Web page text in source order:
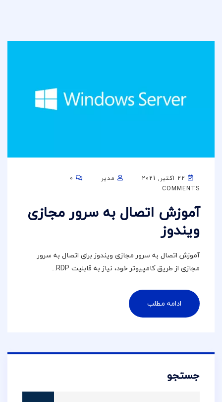
مدیر
0
COMMENTS
آموزش اتصال به سرور مجازی
ویندوز
آموزش اتصال به سرور مجازی ویندوز برای اتصال به سرور
مجازی از طریق کامپیوتر خود، نیاز به قابلیت RDP...
ادامه مطلب
جستجو